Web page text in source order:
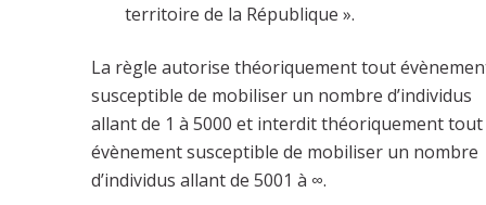
territoire de la République ».
La règle autorise théoriquement tout
susceptible de mobiliser un nombre d’individus
allant de 1 à 5000 et interdit théoriquement tout
évènement susceptible de mobiliser un nombre
d’individus allant de 5001 à ∞.